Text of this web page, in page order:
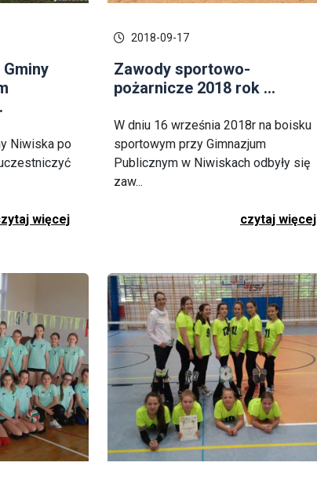
Niwiska po
więcej
2018-09-17
Zawody sportowo-
pożarnicze 2018 rok ...
W dniu 16 września 2018r na boisku
sportowym przy Gimnazjum
Publicznym w Niwiskach odbyły się
zaw...
czytaj więcej